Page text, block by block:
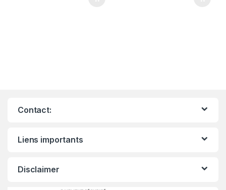
Contact:
Liens importants
Disclaimer